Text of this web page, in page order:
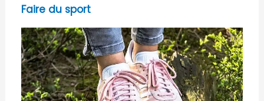
Faire du sport